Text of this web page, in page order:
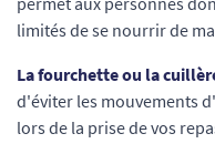
limités de se nourrir de
La fourchette ou la
d'éviter les mouvements
lors de la prise de vos